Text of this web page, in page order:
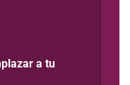
a tu